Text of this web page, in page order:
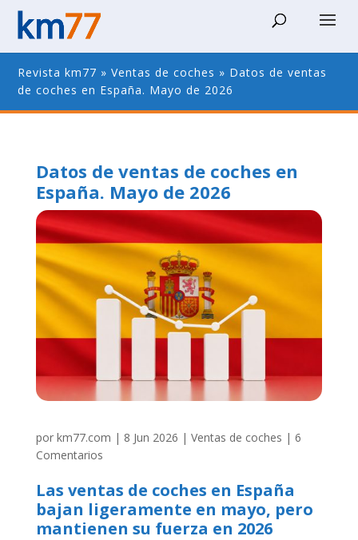
Revista km77 »Ventas de coches » Datos de ventas
de coches en España. Mayo de 2026
Datos de ventas de coches en
España. Mayo de 2026
por km77.com | 8 Jun 2026 | Ventas de coches | 6
Comentarios
Las ventas de coches en España
bajan ligeramente en mayo, pero
mantienen su fuerza en 2026